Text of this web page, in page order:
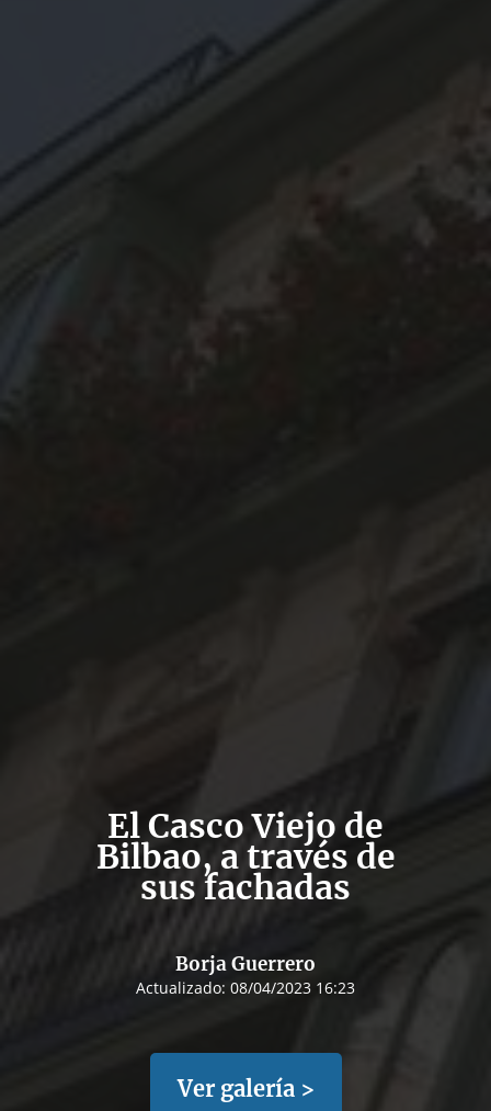
El Casco Viejo de
Bilbao, a través de
sus fachadas
Borja Guerrero
Actualizado: 08/04/2023 16:23
Ver galería >